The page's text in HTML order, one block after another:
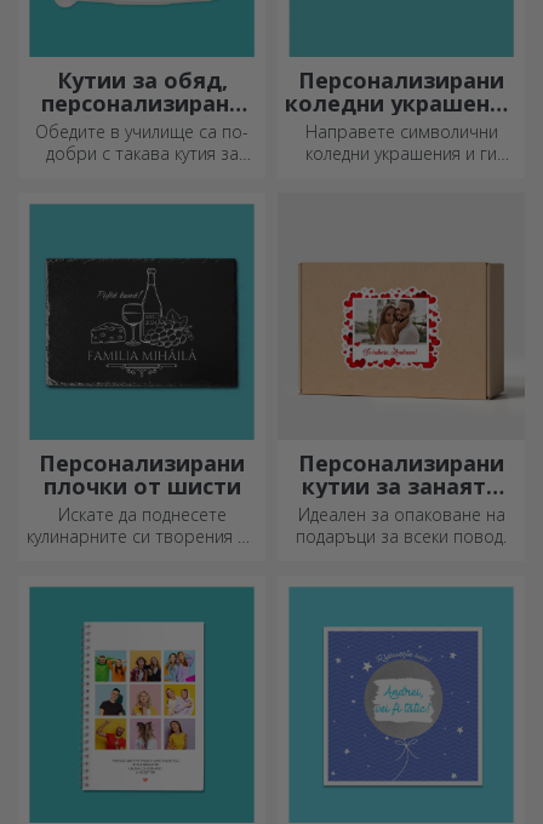
Кутии за обяд,
персонализирани
касероли
Обедите в училище са по-
добри с такава кутия за
Персонализирани
коледни украшения
за елха
Направете символични
коледни украшения и ги
Персонализирани
плочки от шисти
Искате да поднесете
кулинарните си творения по
собствен дизайн!
Персонализирани
кутии за занаяти
със стикери
Идеален за опаковане на
подаръци за всеки повод.